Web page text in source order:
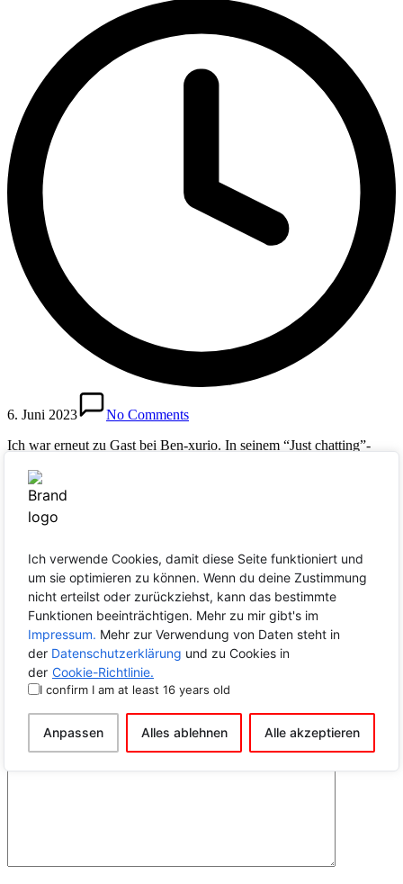
Ich verwende Cookies, damit diese Seite funktioniert und
um sie optimieren zu können. Wenn du deine Zustimmung
nicht erteilst oder zurückziehst, kann das bestimmte
Funktionen beeinträchtigen. Mehr zu mir gibt's im
Impressum. Mehr zur Verwendung von Daten steht in
der Datenschutzerklärung und zu Cookies in
der Cookie-Richtlinie.
I confirm I am at least 16 years old
Anpassen Alles ablehnen Alle akzeptieren
6. Juni 2023
No Comments
Ich war erneut zu Gast bei Ben-xurio. In seinem “Just chatting”-
Du findest das Video auf YouTube und hier auf der Seite in der
Rubrik “Als Gast
“Im Fokus” sprachen wir über jüdisches Leben.
Für die Zukunft sind bereits weitere Kooperationen auf seinem
interessiert bist, dann freue ich mich auf deine Nachricht über das
Kontaktformular.
Comments
No comments yet. Why don’t you start the discussion?
Schreibe einen Kommentar
Deine E-Mail-Adresse wird nicht veröffentlicht. Erforderliche
Felder sind mit*markiert